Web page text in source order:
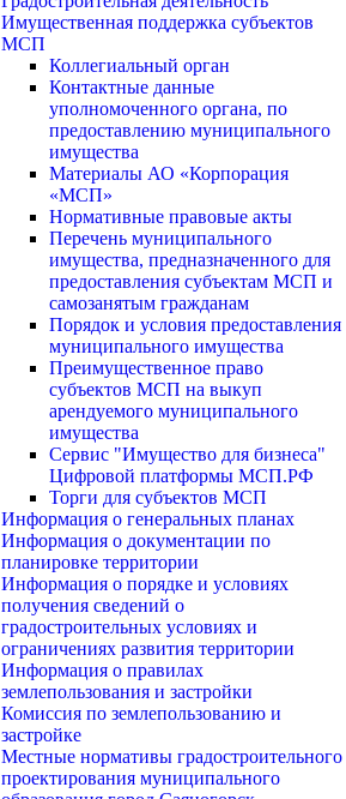
Имущественная поддержка субъектов
МСП
Коллегиальный орган
Контактные данные
уполномоченного органа, по
предоставлению муниципального
имущества
Материалы АО «Корпорация
«МСП»
Нормативные правовые акты
Перечень муниципального
имущества, предназначенного для
предоставления субъектам МСП и
самозанятым гражданам
Порядок и условия предоставления
муниципального имущества
Преимущественное право
субъектов МСП на выкуп
арендуемого муниципального
имущества
Сервис "Имущество для бизнеса"
Цифровой платформы МСП.РФ
Торги для субъектов МСП
Информация о генеральных планах
Информация о документации по
планировке территории
Информация о порядке и условиях
получения сведений о
градостроительных условиях и
ограничениях развития территории
Информация о правилах
землепользования и застройки
Комиссия по землепользованию и
застройке
Местные нормативы градостроительного
проектирования муниципального